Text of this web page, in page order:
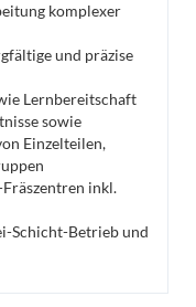
komplexer
und präzise
Lernbereitschaft
sowie
Einzelteilen,
inkl.
Schicht-Betrieb und